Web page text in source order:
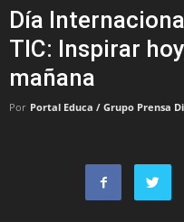
Día
TIC: Inspirar
mañana
Por Portal Educa / Grupo Prensa